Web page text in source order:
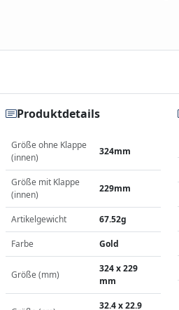
Produktdetails
Größe ohne Klappe
(innen)
324mm
Größe mit Klappe
(innen)
229mm
Artikelgewicht 67.52g
Farbe Gold
Größe (mm)
324 x 229
mm
32.4 x 22.9